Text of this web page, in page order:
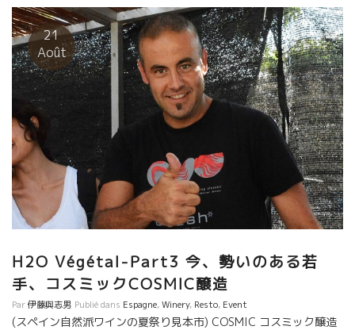
年越しのCOSMICワインが先週日本に着いたようです。 残念なが
ら量は少量しかもらえませんでした。 宇宙エネルギーが詰まった
ワイン。大きな、大きな宇宙を感じてください。 “マルセルを知ら
ない新世代自然派”を象徴した醸造家の一人です。 新しい流れを感
じてください。 Salvaeorサルバドールは、スピリチュアルな面も
持っていて、山上の畑の中に大きな自然石があり、 星空の中、
時々座るようです。 山の上、満天の星の中、座ると自分が宇宙の
一部であることを感じるようです。 日中ですが、私も座ってみま
した。 天から頭、背中を抜けて地中にスーット抜けるような感覚
がありました。 面白い醸造家が誕生したものだ。
21
Août
H2O Végétal-Part3 今、勢いのある若
手、コスミックCOSMIC醸造
Par伊藤與志男 Publié dans Espagne,Winery, Resto, Event
(スペイン自然派ワインの夏祭り見本市) COSMIC コスミック醸造